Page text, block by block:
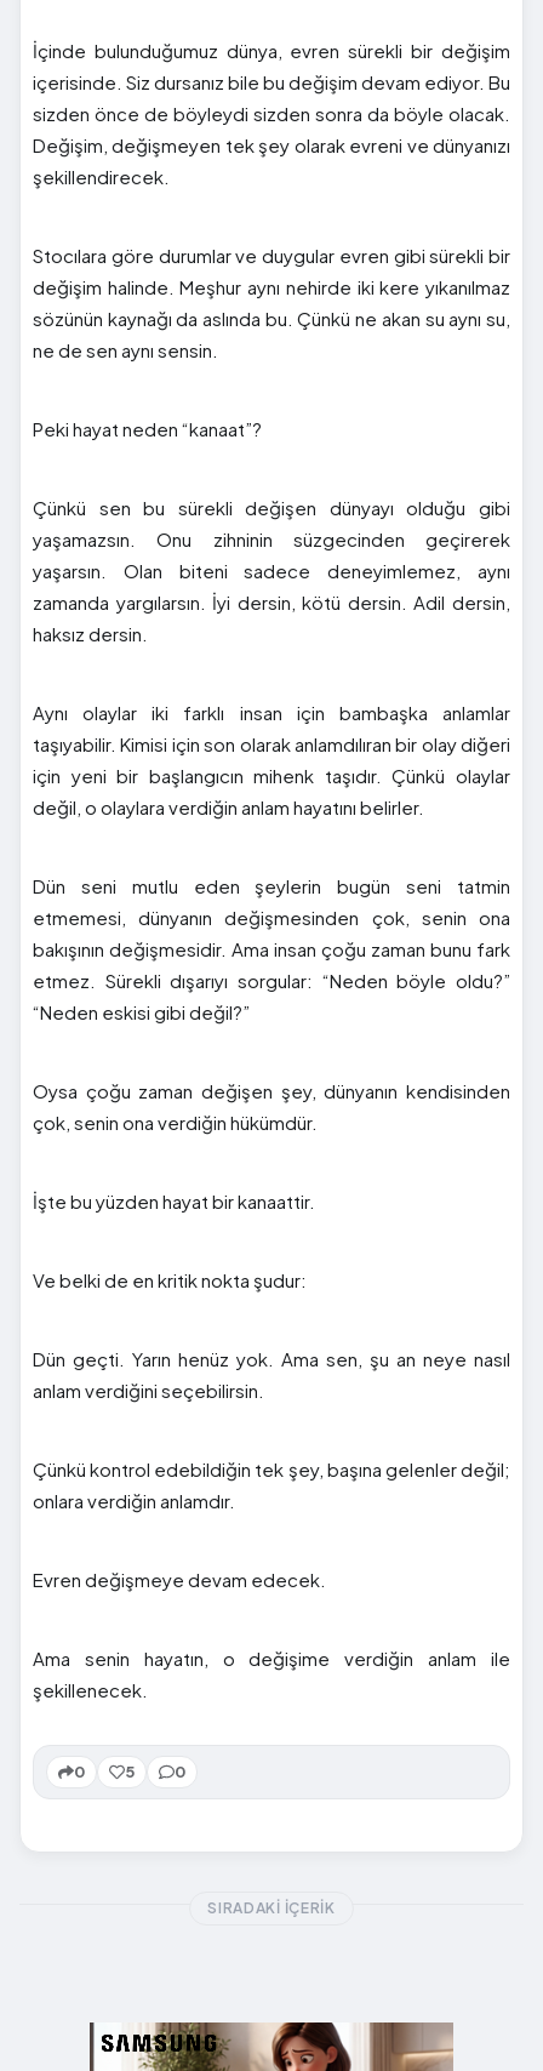
İçinde bulunduğumuz dünya, evren sürekli bir değişim
içerisinde. Siz dursanız bile bu değişim devam ediyor. Bu
sizden önce de böyleydi sizden sonra da böyle olacak.
Değişim, değişmeyen tek şey olarak evreni ve dünyanızı
şekillendirecek.
Stocılara göre durumlar ve duygular evren gibi sürekli bir
değişim halinde. Meşhur aynı nehirde iki kere yıkanılmaz
sözünün kaynağı da aslında bu. Çünkü ne akan su aynı su,
ne de sen aynı sensin.
Peki hayat neden “kanaat”?
Çünkü sen bu sürekli değişen dünyayı olduğu gibi
yaşamazsın. Onu zihninin süzgecinden geçirerek
yaşarsın. Olan biteni sadece deneyimlemez, aynı
zamanda yargılarsın. İyi dersin, kötü dersin. Adil dersin,
haksız dersin.
Aynı olaylar iki farklı insan için bambaşka anlamlar
taşıyabilir. Kimisi için son olarak anlamdılıran bir olay diğeri
için yeni bir başlangıcın mihenk taşıdır. Çünkü olaylar
değil, o olaylara verdiğin anlam hayatını belirler.
Dün seni mutlu eden şeylerin bugün seni tatmin
etmemesi, dünyanın değişmesinden çok, senin ona
bakışının değişmesidir. Ama insan çoğu zaman bunu fark
etmez. Sürekli dışarıyı sorgular: “Neden böyle oldu?”
“Neden eskisi gibi değil?”
Oysa çoğu zaman değişen şey, dünyanın kendisinden
çok, senin ona verdiğin hükümdür.
İşte bu yüzden hayat bir kanaattir.
Ve belki de en kritik nokta şudur:
Dün geçti. Yarın henüz yok. Ama sen, şu an neye nasıl
anlam verdiğini seçebilirsin.
Çünkü kontrol edebildiğin tek şey, başına gelenler değil;
onlara verdiğin anlamdır.
Evren değişmeye devam edecek.
Ama senin hayatın, o değişime verdiğin anlam ile
şekillenecek.
0 5 0
SIRADAKI İÇERIK